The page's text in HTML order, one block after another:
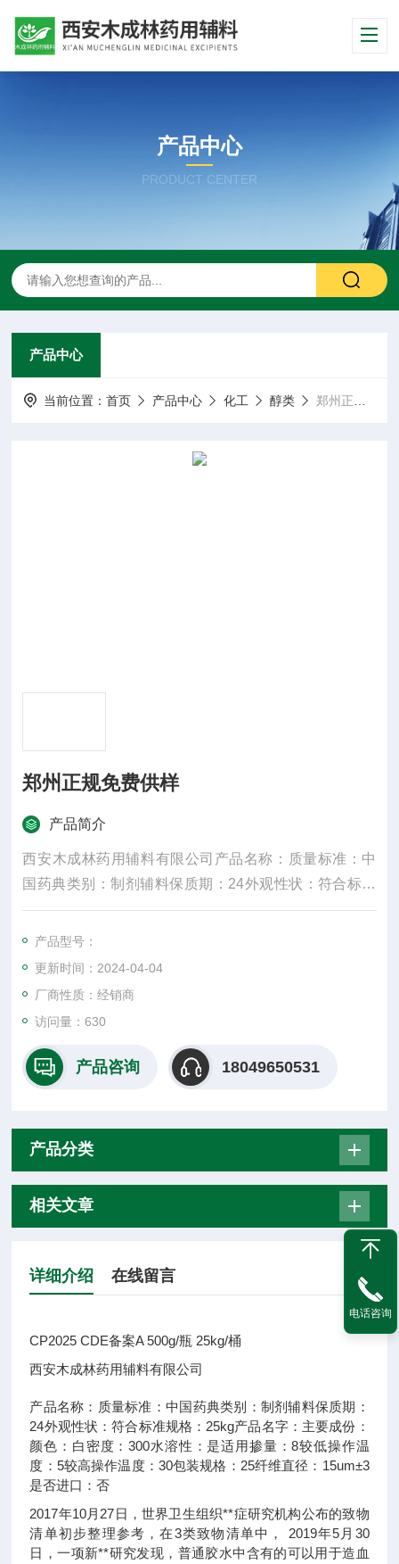
产品中心
PRODUCT CENTER
产品中心
当前位置：首页 产品中心 化工 醇类 郑州正规免费供样
郑州正规免费供样
产品简介
西安木成林药用辅料有限公司产品名称：质量标准：中
国药典类别：制剂辅料保质期：24外观性状：符合标准
规格：25kg产品名字：主要成份：颜色：白密度：300
水溶性：是适用掺量：8较低操作温度：5较高操作温
度：30包装规格：25纤维直径：15um±3是否进口：否2
产品型号：
更新时间：2024-04-04
厂商性质：经销商
访问量：630
产品咨询 18049650531
产品分类
相关文章
详细介绍 在线留言
CP2025 CDE备案A 500g/瓶 25kg/桶
西安木成林药用辅料有限公司
产品名称： 质量标准： 中国药典类别： 制剂辅料保质期：
24外观性状：符合标准规格： 25kg产品名字： 主要成份：
颜色： 白 密度：300水溶性： 是适用掺量：8较低操作温
度： 5较高操作温度： 30包装规格： 25纤维直径： 15um±3
是否进口：否
2017年10月27日，世界卫生组织**症研究机构公布的致物
清单初步整理参考，在3类致物清单中， 2019年5月30
日，一项新**研究发现，普通胶水中含有的可以用于造血
电话咨询